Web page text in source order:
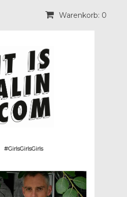
Warenkorb: 0
#GirlsGirlsGirls